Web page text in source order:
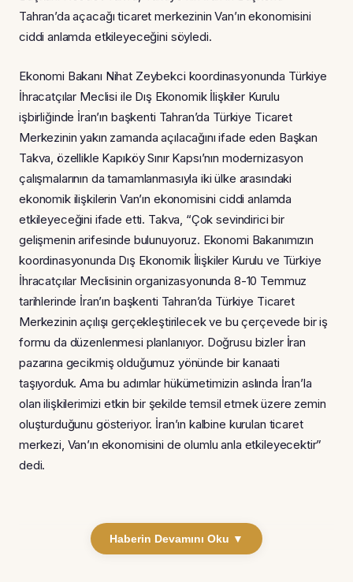
Tahran’da açacağı ticaret merkezinin Van’ın ekonomisini
ciddi anlamda etkileyeceğini söyledi.
Ekonomi Bakanı Nihat Zeybekci koordinasyonunda Türkiye
İhracatçılar Meclisi ile Dış Ekonomik İlişkiler Kurulu
işbirliğinde İran’ın başkenti Tahran’da Türkiye Ticaret
Merkezinin yakın zamanda açılacağını ifade eden Başkan
Takva, özellikle Kapıköy Sınır Kapsı’nın modernizasyon
çalışmalarının da tamamlanmasıyla iki ülke arasındaki
ekonomik ilişkilerin Van’ın ekonomisini ciddi anlamda
etkileyeceğini ifade etti. Takva, “Çok sevindirici bir
gelişmenin arifesinde bulunuyoruz. Ekonomi Bakanımızın
koordinasyonunda Dış Ekonomik İlişkiler Kurulu ve Türkiye
İhracatçılar Meclisinin organizasyonunda 8-10 Temmuz
tarihlerinde İran’ın başkenti Tahran’da Türkiye Ticaret
Merkezinin açılışı gerçekleştirilecek ve bu çerçevede bir iş
formu da düzenlenmesi planlanıyor. Doğrusu bizler İran
pazarına gecikmiş olduğumuz yönünde bir kanaati
taşıyorduk. Ama bu adımlar hükümetimizin aslında İran’la
olan ilişkilerimizi etkin bir şekilde temsil etmek üzere zemin
oluşturduğunu gösteriyor. İran’ın kalbine kurulan ticaret
merkezi, Van’ın ekonomisini de olumlu anla etkileyecektir”
dedi.
Haberin Devamını Oku ▼